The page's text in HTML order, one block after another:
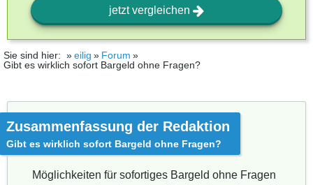
jetzt vergleichen
Sie sind hier: eilig
Forum
Gibt es wirklich sofort Bargeld ohne Fragen?
Zusammenfassung der Redaktion
Gibt es wirklich sofort Bargeld ohne Fragen?
Möglichkeiten für sofortiges Bargeld ohne Fragen